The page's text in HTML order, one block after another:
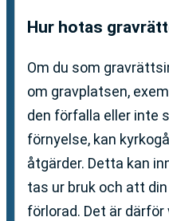
Hur hotas
Om du som
om gravplatsen,
den förfalla eller inte
förnyelse, kan
åtgärder. Detta kan
tas ur bruk och att
förlorad. Det är